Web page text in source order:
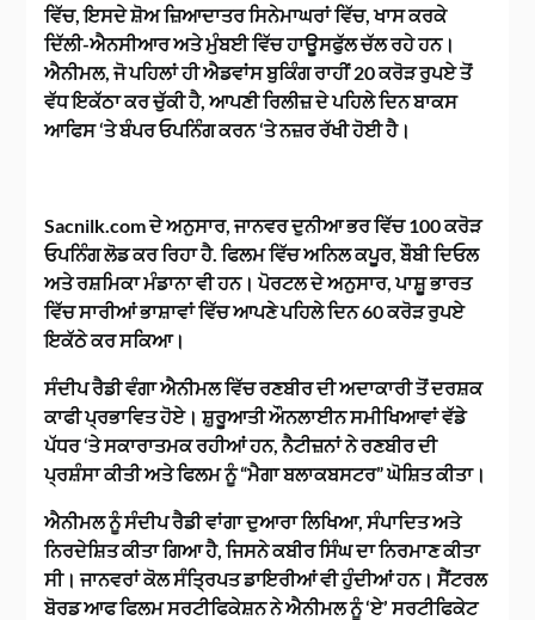
ਵਿੱਚ, ਇਸਦੇ ਸ਼ੋਅ ਜ਼ਿਆਦਾਤਰ ਸਿਨੇਮਾਘਰਾਂ ਵਿੱਚ, ਖਾਸ ਕਰਕੇ
ਦਿੱਲੀ-ਐਨਸੀਆਰ ਅਤੇ ਮੁੰਬਈ ਵਿੱਚ ਹਾਊਸਫੁੱਲ ਚੱਲ ਰਹੇ ਹਨ।
ਐਨੀਮਲ, ਜੋ ਪਹਿਲਾਂ ਹੀ ਐਡਵਾਂਸ ਬੁਕਿੰਗ ਰਾਹੀਂ 20 ਕਰੋੜ ਰੁਪਏ ਤੋਂ
ਵੱਧ ਇਕੱਠਾ ਕਰ ਚੁੱਕੀ ਹੈ, ਆਪਣੀ ਰਿਲੀਜ਼ ਦੇ ਪਹਿਲੇ ਦਿਨ ਬਾਕਸ
ਆਫਿਸ ‘ਤੇ ਬੰਪਰ ਓਪਨਿੰਗ ਕਰਨ ‘ਤੇ ਨਜ਼ਰ ਰੱਖੀ ਹੋਈ ਹੈ।
Sacnilk.com ਦੇ ਅਨੁਸਾਰ, ਜਾਨਵਰ ਦੁਨੀਆ ਭਰ ਵਿੱਚ 100 ਕਰੋੜ
ਓਪਨਿੰਗ ਲੋਡ ਕਰ ਰਿਹਾ ਹੈ. ਫਿਲਮ ਵਿੱਚ ਅਨਿਲ ਕਪੂਰ, ਬੌਬੀ ਦਿਓਲ
ਅਤੇ ਰਸ਼ਮਿਕਾ ਮੰਡਾਨਾ ਵੀ ਹਨ। ਪੋਰਟਲ ਦੇ ਅਨੁਸਾਰ, ਪਾਸ਼ੂ ਭਾਰਤ
ਵਿੱਚ ਸਾਰੀਆਂ ਭਾਸ਼ਾਵਾਂ ਵਿੱਚ ਆਪਣੇ ਪਹਿਲੇ ਦਿਨ 60 ਕਰੋੜ ਰੁਪਏ
ਇਕੱਠੇ ਕਰ ਸਕਿਆ।
ਸੰਦੀਪ ਰੈਡੀ ਵੰਗਾ ਐਨੀਮਲ ਵਿੱਚ ਰਣਬੀਰ ਦੀ ਅਦਾਕਾਰੀ ਤੋਂ ਦਰਸ਼ਕ
ਕਾਫੀ ਪ੍ਰਭਾਵਿਤ ਹੋਏ। ਸ਼ੁਰੂਆਤੀ ਔਨਲਾਈਨ ਸਮੀਖਿਆਵਾਂ ਵੱਡੇ
ਪੱਧਰ ‘ਤੇ ਸਕਾਰਾਤਮਕ ਰਹੀਆਂ ਹਨ, ਨੈਟੀਜ਼ਨਾਂ ਨੇ ਰਣਬੀਰ ਦੀ
ਪ੍ਰਸ਼ੰਸਾ ਕੀਤੀ ਅਤੇ ਫਿਲਮ ਨੂੰ “ਮੈਗਾ ਬਲਾਕਬਸਟਰ” ਘੋਸ਼ਿਤ ਕੀਤਾ।
ਐਨੀਮਲ ਨੂੰ ਸੰਦੀਪ ਰੈਡੀ ਵਾਂਗਾ ਦੁਆਰਾ ਲਿਖਿਆ, ਸੰਪਾਦਿਤ ਅਤੇ
ਨਿਰਦੇਸ਼ਿਤ ਕੀਤਾ ਗਿਆ ਹੈ, ਜਿਸਨੇ ਕਬੀਰ ਸਿੰਘ ਦਾ ਨਿਰਮਾਣ ਕੀਤਾ
ਸੀ। ਜਾਨਵਰਾਂ ਕੋਲ ਸੰਤ੍ਰਿਪਤ ਡਾਇਰੀਆਂ ਵੀ ਹੁੰਦੀਆਂ ਹਨ। ਸੈਂਟਰਲ
ਬੋਰਡ ਆਫ ਫਿਲਮ ਸਰਟੀਫਿਕੇਸ਼ਨ ਨੇ ਐਨੀਮਲ ਨੂੰ ‘ਏ’ ਸਰਟੀਫਿਕੇਟ